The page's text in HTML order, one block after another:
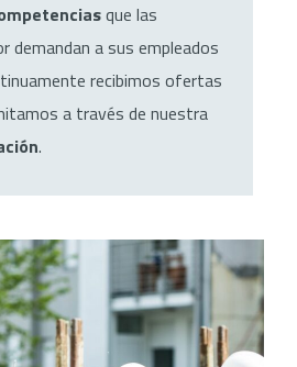
que las
demandan a sus empleados
recibimos ofertas
a través de nuestra
.